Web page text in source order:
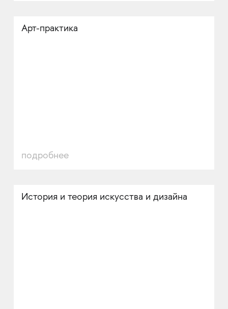
Арт-практика
подробнее
История и теория искусства и дизайна